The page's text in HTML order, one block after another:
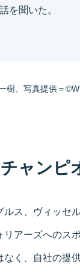
を聞いた。
樹、写真提供＝
ャンピ
ス、ヴィッセ
リアーズへのス
なく、自社の提